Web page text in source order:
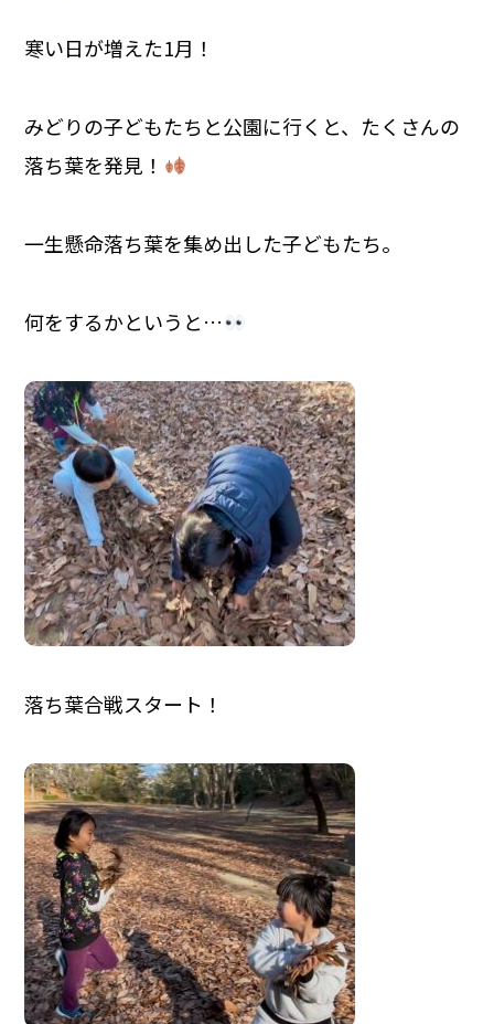
寒い日が増えた1月！
みどりの子どもたちと公園に行くと、たくさんの
落ち葉を発見！
一生懸命落ち葉を集め出した子どもたち。
何をするかというと…
落ち葉合戦スタート！